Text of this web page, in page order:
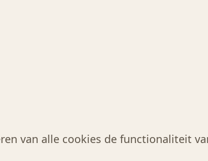
van alle cookies de functionaliteit